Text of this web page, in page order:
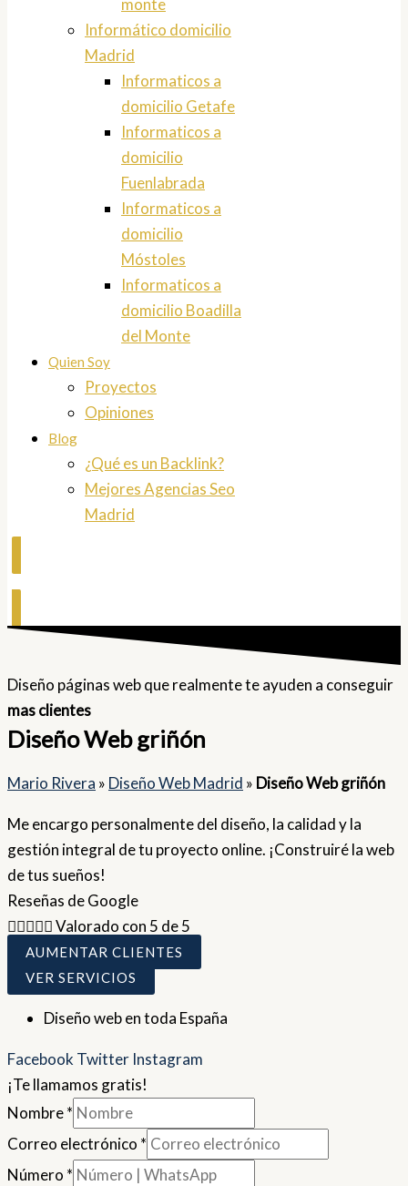
monte
Informático domicilio
Madrid
Informaticos a
domicilio Getafe
Informaticos a
domicilio
Fuenlabrada
Informaticos a
domicilio
Móstoles
Informaticos a
domicilio Boadilla
del Monte
Quien Soy
Proyectos
Opiniones
Blog
¿Qué es un Backlink?
Mejores Agencias Seo
Madrid
Diseño páginas web que realmente te ayuden a conseguir
mas clientes
Diseño Web griñón
Mario Rivera » Diseño Web Madrid » Diseño Web griñón
Me encargo personalmente del diseño, la calidad y la
gestión integral de tu proyecto online. ¡Construiré la web
de tus sueños!
Reseñas de Google
Valorado con 5 de 5
AUMENTAR CLIENTES
VER SERVICIOS
Diseño web en toda España
Facebook Twitter Instagram
¡Te llamamos gratis!
Nombre*
Correo electrónico *
Número *